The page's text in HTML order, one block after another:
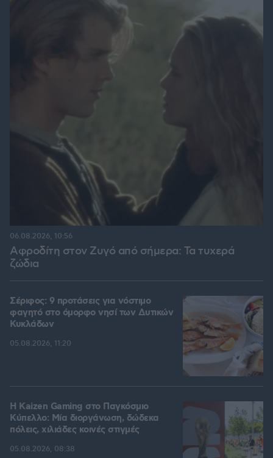
Αφροδίτη στον Ζυγό από σήμερα: Τα τυχερά
ζώδια
06.08.2026, 10:56
Σέριφος: 9 προτάσεις για νόστιμο
φαγητό στο όμορφο νησί των Δυτικών
Κυκλάδων
05.08.2026, 11:20
H Kaizen Gaming στο Παγκόσμιο
Kύπελλο: Μία διοργάνωση, δώδεκα
πόλεις, χιλιάδες κοινές στιγμές
05.08.2026, 08:38